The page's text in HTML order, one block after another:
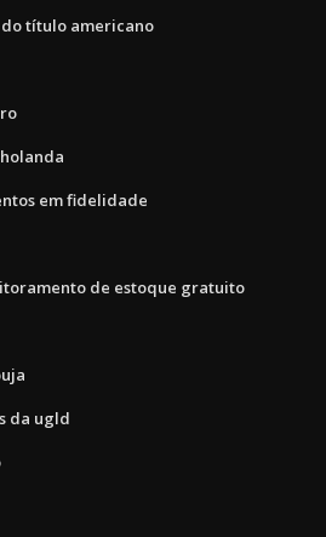
título americano
em fidelidade
de estoque gratuito
da ugld